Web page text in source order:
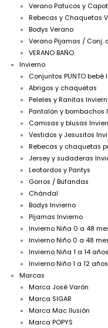
Verano Patucos y
Rebecas y Chaquetas
Bodys Verano
Verano Pijamas / Conj.
VERANO BAÑO
Invierno
Conjuntos PUNTO bebé
Abrigos y chaquetas
Peleles y Ranitas
Pantalón y bombachos
Camisas y blusas
Vestidos y Jesusitos
Rebecas y chaquetas
Jersey y sudaderas
Leotardos y Pantys
Gorros / Bufandas
Chándal
Bodys Invierno
Pijamas Invierno
Invierno Niña 0 a 48
Invierno Niño 0 a 48
Invierno Niña 1 a 14 años
Invierno Niño 1 a 12 años
Marcas
Marca José Varón
Marca SIGAR
Marca Mac Ilusión
Marca POPYS